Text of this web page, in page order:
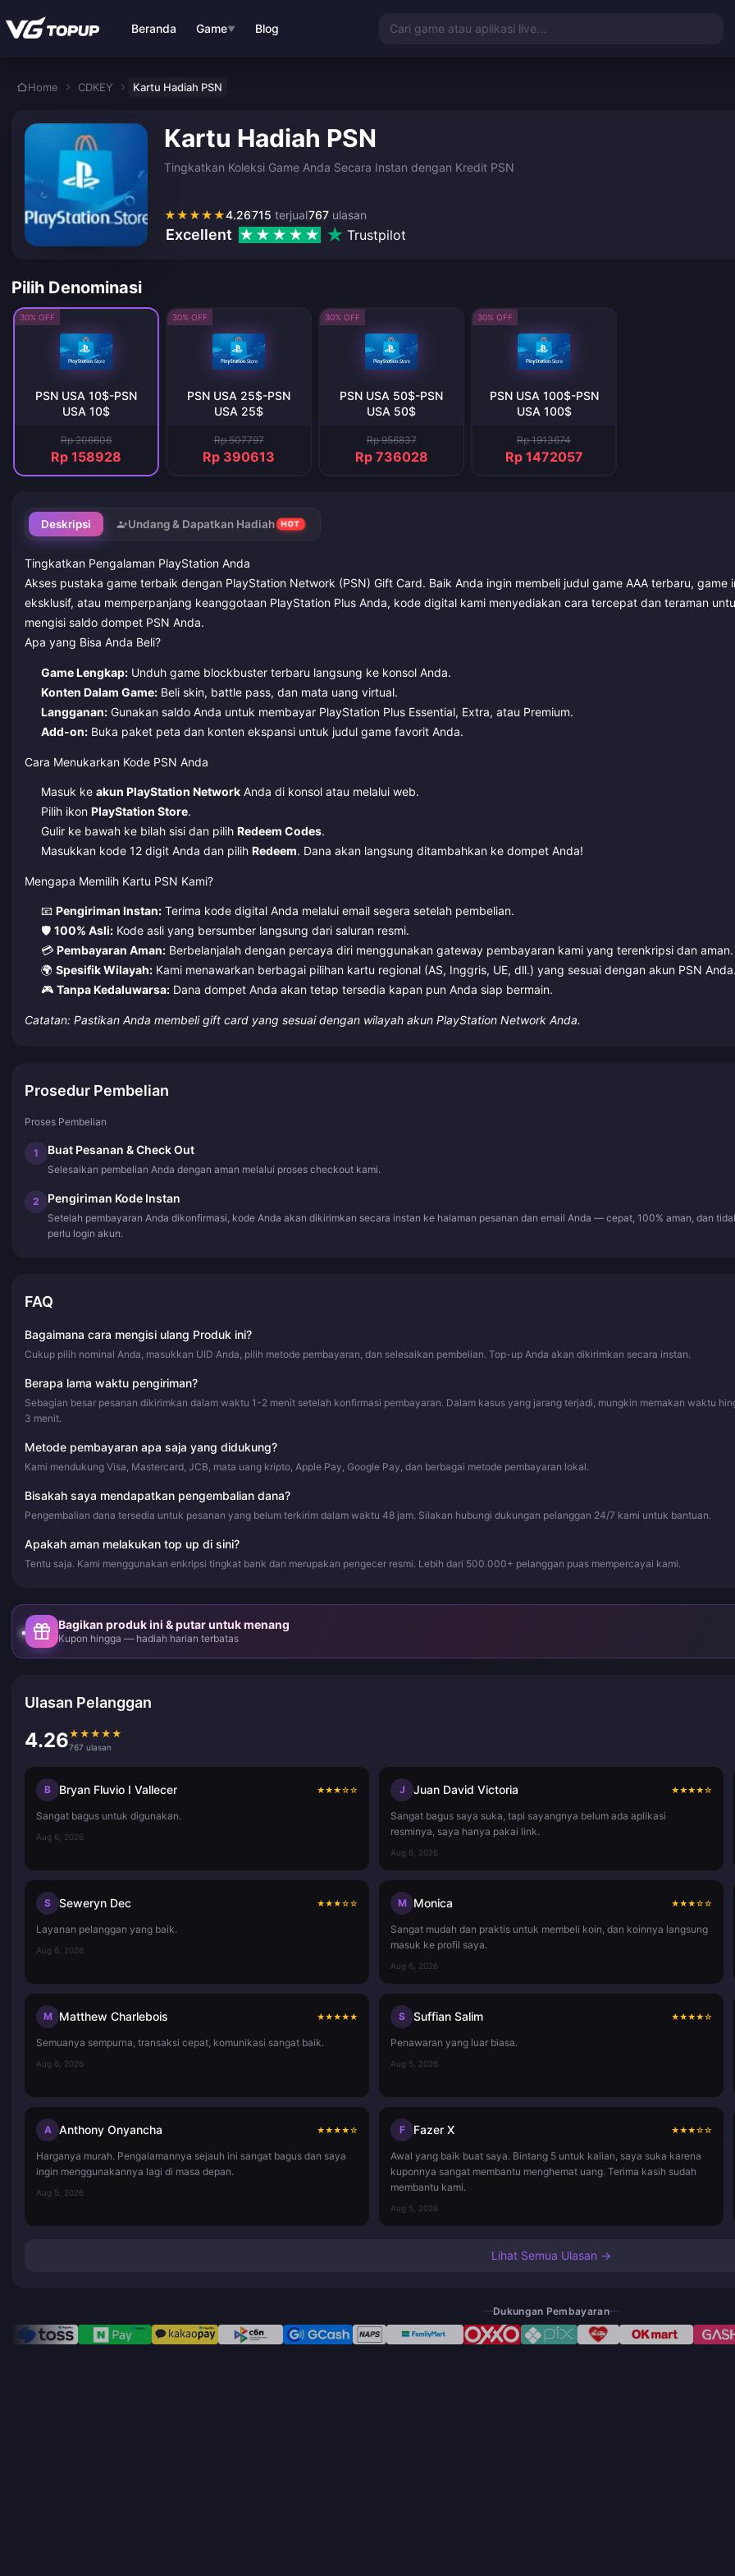
Beranda Game▼ Blog Cari game atau aplikasi live...
Home CDKEY Kartu Hadiah PSN
Kartu Hadiah PSN
Tingkatkan Koleksi Game Anda Secara Instan dengan Kredit PSN
★★★★★4.26 767 ulasan
715 terjual
Excellent Trustpilot
Pilih Denominasi
30% OFF
PSN USA 10$-PSN
USA 10$
Rp 206606
Rp 158928
30% OFF
PSN USA 25$-PSN
USA 25$
Rp 507797
Rp 390613
30% OFF
PSN USA 50$-PSN
USA 50$
Rp 956837
Rp 736028
30% OFF
PSN USA 100$-PSN
USA 100$
Rp 1913674
Rp 1472057
Deskripsi Undang & Dapatkan Hadiah HOT
Tingkatkan Pengalaman PlayStation Anda
Akses pustaka game terbaik dengan PlayStation Network (PSN) Gift Card. Baik Anda ingin membeli judul game AAA terbaru, game
eksklusif, atau memperpanjang keanggotaan PlayStation Plus Anda, kode digital kami menyediakan cara tercepat dan teraman
mengisi saldo dompet PSN Anda.
Apa yang Bisa Anda Beli?
Game Lengkap:Unduh game blockbuster terbaru langsung ke konsol Anda.
Konten Dalam Game:Beli skin, battle pass, dan mata uang virtual.
Langganan:Gunakan saldo Anda untuk membayar PlayStation Plus Essential, Extra, atau Premium.
Add-on:Buka paket peta dan konten ekspansi untuk judul game favorit Anda.
Cara Menukarkan Kode PSN Anda
Masuk ke akun PlayStation NetworkAnda di konsol atau melalui web.
Pilih ikon PlayStation Store.
Gulir ke bawah ke bilah sisi dan pilih Redeem Codes.
Masukkan kode 12 digit Anda dan pilih Redeem. Dana akan langsung ditambahkan ke dompet Anda!
Mengapa Memilih Kartu PSN Kami?
📧 Pengiriman Instan:Terima kode digital Anda melalui email segera setelah pembelian.
🛡️ 100% Asli:Kode asli yang bersumber langsung dari saluran resmi.
💳 Pembayaran Aman:Berbelanjalah dengan percaya diri menggunakan gateway pembayaran kami yang terenkripsi dan aman.
🌍 Spesifik Wilayah:Kami menawarkan berbagai pilihan kartu regional (AS, Inggris, UE, dll.) yang sesuai dengan akun PSN Anda.
🎮 Tanpa Kedaluwarsa:Dana dompet Anda akan tetap tersedia kapan pun Anda siap bermain.
Catatan: Pastikan Anda membeli gift card yang sesuai dengan wilayah akun PlayStation Network Anda.
Prosedur Pembelian
Proses Pembelian
1 Buat Pesanan & Check Out
Selesaikan pembelian Anda dengan aman melalui proses checkout kami.
2 Pengiriman Kode Instan
Setelah pembayaran Anda dikonfirmasi, kode Anda akan dikirimkan secara instan ke halaman pesanan dan email Anda — cepat, 100% aman, dan
perlu login akun.
FAQ
Bagaimana cara mengisi ulang Produk ini?
Cukup pilih nominal Anda, masukkan UID Anda, pilih metode pembayaran, dan selesaikan pembelian. Top-up Anda akan dikirimkan secara instan.
Berapa lama waktu pengiriman?
Sebagian besar pesanan dikirimkan dalam waktu 1-2 menit setelah konfirmasi pembayaran. Dalam kasus yang jarang terjadi, mungkin memakan waktu
3 menit.
Metode pembayaran apa saja yang didukung?
Kami mendukung Visa, Mastercard, JCB, mata uang kripto, Apple Pay, Google Pay, dan berbagai metode pembayaran lokal.
Bisakah saya mendapatkan pengembalian dana?
Pengembalian dana tersedia untuk pesanan yang belum terkirim dalam waktu 48 jam. Silakan hubungi dukungan pelanggan 24/7 kami untuk bantuan.
Apakah aman melakukan top up di sini?
Tentu saja. Kami menggunakan enkripsi tingkat bank dan merupakan pengecer resmi. Lebih dari 500.000+ pelanggan puas mempercayai kami.
Bagikan produk ini & putar untuk menang
Kupon hingga — hadiah harian terbatas
Ulasan Pelanggan
4.26★ ★ ★ ★ ★
767 ulasan
B Bryan Fluvio I Vallecer ★★★☆☆
Sangat bagus untuk digunakan.
Aug 6, 2026
J Juan David Victoria ★★★★☆
Sangat bagus saya suka, tapi sayangnya belum ada aplikasi
resminya, saya hanya pakai link.
Aug 6, 2026
S Seweryn Dec ★★★☆☆
Layanan pelanggan yang baik.
Aug 6, 2026
M Monica ★★★☆☆
Sangat mudah dan praktis untuk membeli koin, dan koinnya langsung
masuk ke profil saya.
Aug 6, 2026
M Matthew Charlebois ★★★★★
Semuanya sempurna, transaksi cepat, komunikasi sangat baik.
Aug 6, 2026
S Suffian Salim ★★★★☆
Penawaran yang luar biasa.
Aug 5, 2026
A Anthony Onyancha ★★★★☆
Harganya murah. Pengalamannya sejauh ini sangat bagus dan saya
ingin menggunakannya lagi di masa depan.
Aug 5, 2026
F Fazer X ★★★☆☆
Awal yang baik buat saya. Bintang 5 untuk kalian, saya suka karena
kuponnya sangat membantu menghemat uang. Terima kasih sudah
membantu kami.
Aug 5, 2026
Lihat Semua Ulasan →
Dukungan Pembayaran